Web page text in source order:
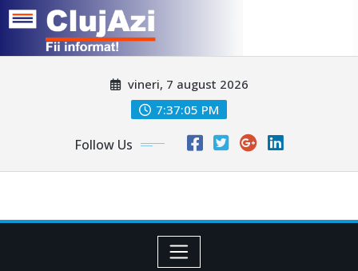
vineri, 7 august 2026
7:37:08 PM
Follow Us